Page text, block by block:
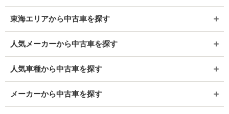
東海エリアから中古車を探す
人気メーカーから中古車を探す
人気車種から中古車を探す
メーカーから中古車を探す